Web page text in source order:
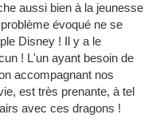
aussi bien à la jeunesse
évoqué ne se
Disney ! Il y a le
! L'un ayant besoin de
accompagnant nos
est très prenante, à tel
avec ces dragons !